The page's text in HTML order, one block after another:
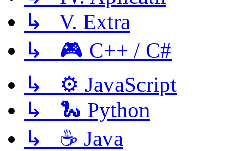
↳ V. Extra
↳ 🎮 C++ / C#
↳ ⚙️ JavaScript
↳ 🐍 Python
↳ ☕ Java